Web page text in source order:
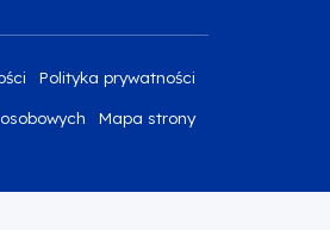
Polityka prywatności
Mapa strony